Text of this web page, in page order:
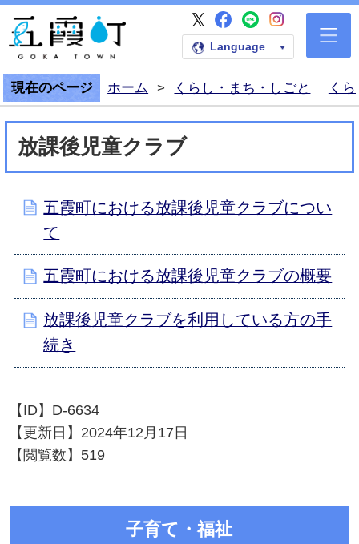
五霞町公式ホームペー
五霞町公式X
五霞町公式
五霞町公式
五霞町
Language
現在のページ ホーム > くらし・まち・しごと く
放課後児童クラブ
五霞町における放課後児童クラブについ
て
五霞町における放課後児童クラブの概要
放課後児童クラブを利用している方の手
続き
【ID】 D-6634
【更新日】 2024年12月17日
【閲覧数】 519
子育て・福祉